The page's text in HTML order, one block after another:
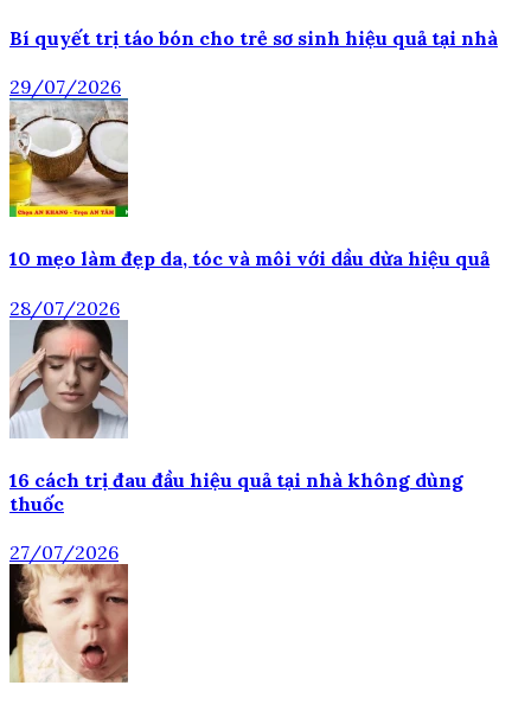
Bí quyết trị táo bón cho trẻ sơ sinh hiệu quả tại nhà
29/07/2026
10 mẹo làm đẹp da, tóc và môi với dầu dừa hiệu quả
28/07/2026
16 cách trị đau đầu hiệu quả tại nhà không dùng
thuốc
27/07/2026